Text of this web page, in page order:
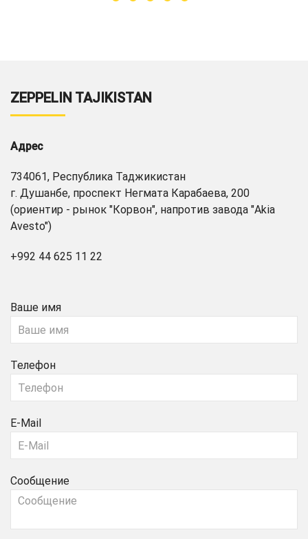
ZEPPELIN TAJIKISTAN
Адрес
734061, Республика Таджикистан
г. Душанбе, проспект Негмата Карабаева, 200
(ориентир - рынок "Корвон", напротив завода "Akia
Avesto")
+992 44 625 11 22
Ваше имя
Телефон
E-Mail
Сообщение